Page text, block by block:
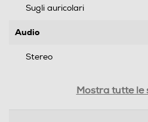
Sugli auricolari
Audio
Stereo
Mostra tutte le